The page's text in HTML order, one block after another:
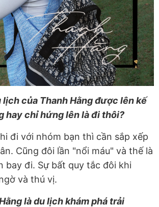
của Thanh Hằng được lên kế
hay chỉ hứng lên là đi thôi?
đi với nhóm bạn thì cần sắp xếp
Cũng đôi lần "nổi máu" và thế là
bay đi. Sự bất quy tắc đôi khi
và thú vị.
là du lịch khám phá trải